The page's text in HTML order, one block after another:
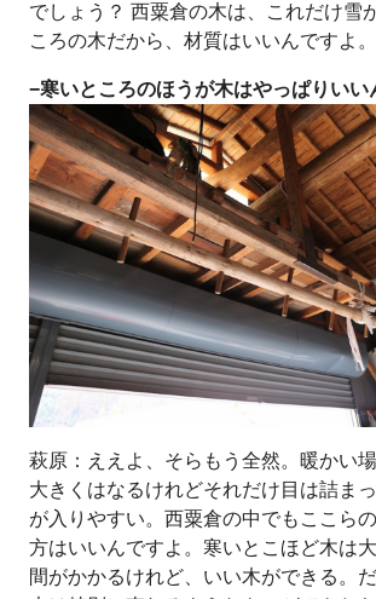
でしょう？ 西粟倉の木は、これだけ雪
ころの木だから、材質はいいんですよ。
−寒いところのほうが木はやっぱりいい
萩原：ええよ、そらもう全然。暖かい
大きくはなるけれどそれだけ目は詰ま
が入りやすい。西粟倉の中でもここら
方はいいんですよ。寒いとこほど木は
間がかかるけれど、いい木ができる。